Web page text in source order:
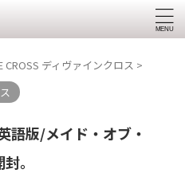
CROSS ディヴァインクロス >
語版/メイド・オブ・
。